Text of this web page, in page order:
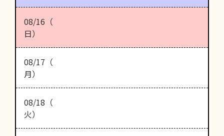
08/16（
日）
08/17（
月）
08/18（
火）